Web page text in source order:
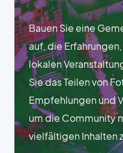
Bauen Sie eine
auf, die
lokalen
Sie das Teilen von
Empfehlungen und
um die Community
vielfältigen Inhalten